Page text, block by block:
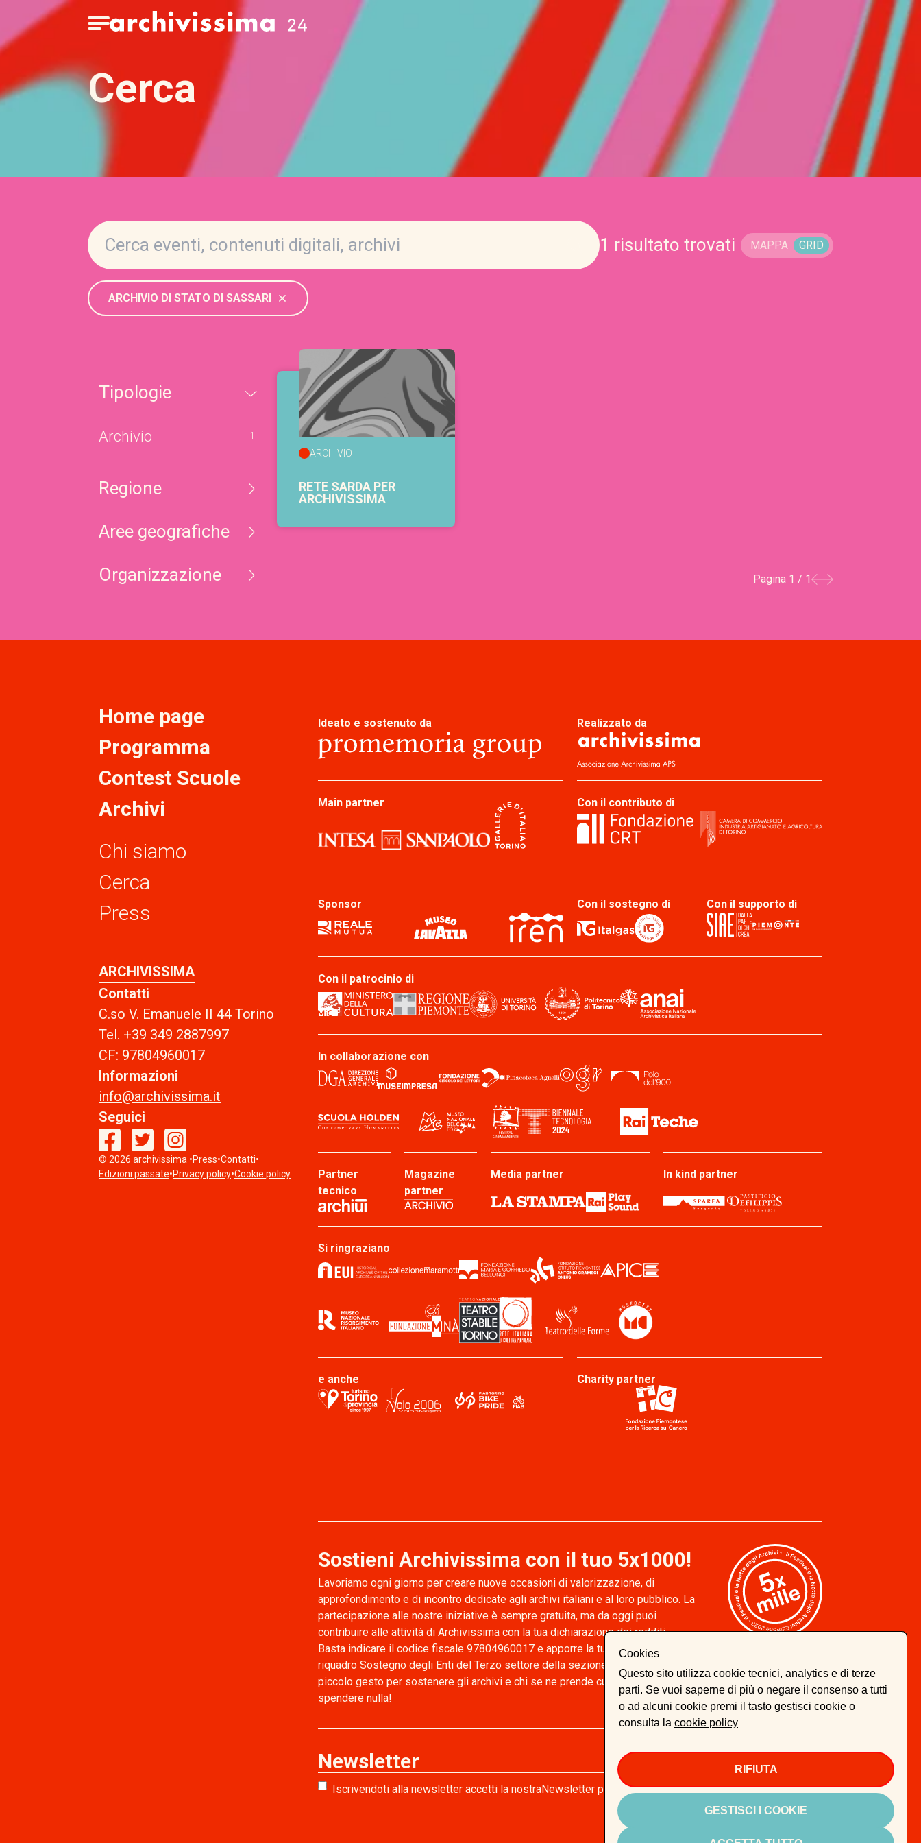
Home page
Apri il menu
Cerca
Cerca
1 risultato trovati MAPPA GRID
ARCHIVIO DI STATO DI SASSARI
tipologie
Archivio 1
regione
aree geografiche
organizzazione
ARCHIVIO
RETE SARDA PER
ARCHIVISSIMA
Pagina 1 / 1Precedente
successiva
Home page
Programma
Contest Scuole
Archivi
Chi siamo
Cerca
Press
ARCHIVISSIMA
Contatti
C.so V. Emanuele II 44 Torino
Tel. +39 349 2887997
CF: 97804960017
Informazioni
info@archivissima.it
Seguici
facebook
twitterinstagram
© 2026 archivissima •Press•Contatti•
Edizioni passate•Privacy policy•Cookie policy
Ideato e sostenuto da Realizzato da
Main partner Con il contributo di
Sponsor Con il sostegno di Con il supporto di
Con il patrocinio di
In collaborazione con
Partner
tecnico
Magazine
partner
Media partner In kind partner
Si ringraziano
e anche Charity partner
Sostieni Archivissima con il tuo 5x1000!
Lavoriamo ogni giorno per creare nuove occasioni di valorizzazione, di
approfondimento e di incontro dedicate agli archivi italiani e al loro pubblico. La
partecipazione alle nostre iniziative è sempre gratuita, ma da oggi puoi
contribuire alle attività di Archivissima con la tua dichiarazione dei redditi.
Basta indicare il codice fiscale 97804960017 e apporre la tua firma nel
riquadro Sostegno degli Enti del Terzo settore della sezione 5x1000. Un
piccolo gesto per sostenere gli archivi e chi se ne prende cura, senza
spendere nulla!
Newsletter
Iscrivendoti alla newsletter accetti la nostraNewsletter policy
Cookies
Questo sito utilizza cookie tecnici, analytics e di terze
parti. Se vuoi saperne di più o negare il consenso a tutti
o ad alcuni cookie premi il tasto gestisci cookie o
consulta la cookie policy
RIFIUTA
GESTISCI I COOKIE